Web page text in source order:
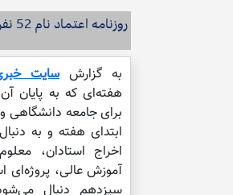
روزنامه اعتماد نام 52 نفر دیگر از استادان اخراجی بازنشسته اجباری یا تعلیق و منفصل از تدریس را منتشر کرد.
به گزارشسایت
هفته‌ای که به پایان
برای جامعه دانشگاهی
ابتدای هفته و به
اخراج استادان،
آموزش عالی،
سیزدهم دنبال